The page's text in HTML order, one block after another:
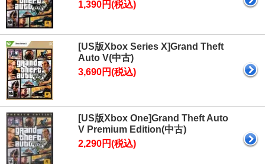
1,390円(税込)
[US版Xbox Series X]Grand Theft
Auto V(中古)
3,690円(税込)
[US版Xbox One]Grand Theft Auto
V Premium Edition(中古)
2,290円(税込)